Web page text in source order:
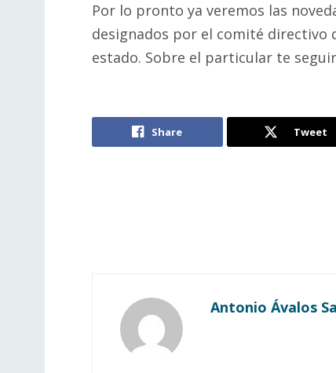
Por lo pronto ya veremos las
designados por el comité directivo
estado. Sobre el particular te
Share Tweet
Antonio Ávalos